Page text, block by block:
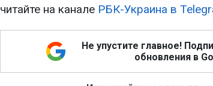
читайте на канале РБК-Украина в
Не упустите главное!
обновления в